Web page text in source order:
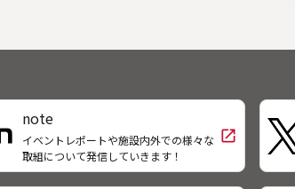
員で、花形とも言われる１階フロア
を抱いていた。ある日、恵美が出社
し、ロッカールームへ行くと、大き
すぎる胸に制服のサイズが合わず、
ボタンが飛びそうだと漏らす声が聞
だっ
選ん
た。
ちに
る。
note
イベントレポートや施設内外での様々な
取組について発信していきます！
open_in_new